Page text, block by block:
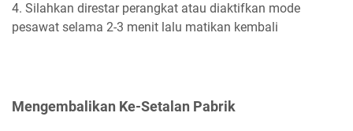
4. Silahkan direstar perangkat atau diaktifkan mode
pesawat selama 2-3 menit lalu matikan kembali
Mengembalikan Ke-Setalan Pabrik